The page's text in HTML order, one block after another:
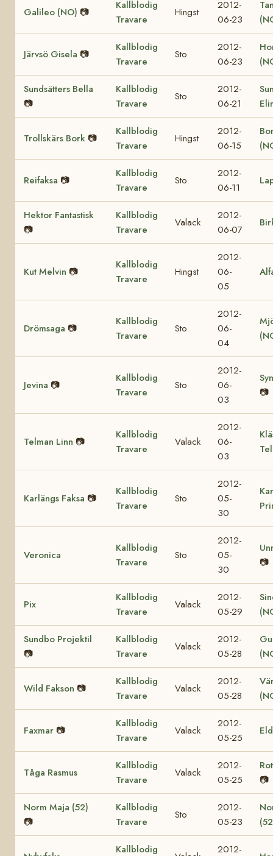
Galileo (NO) 📷
Kallblodig
Travare
Hingst
2012-
06-23
Järvsö Gisela 📷
Kallblodig
Travare
Sto
2012-
06-23
Sundsätters Bella
📷
Kallblodig
Travare
Sto
2012-
06-21
Trollskärs Bork 📷
Kallblodig
Travare
Hingst
2012-
06-15
Reifaksa 📷
Kallblodig
Travare
Sto
2012-
06-11
Hektor Fantastisk
📷
Kallblodig
Travare
Valack
2012-
06-07
Kut Melvin 📷
Kallblodig
Travare
Hingst
2012-
06-
05
Drömsaga 📷
Kallblodig
Travare
Sto
2012-
06-
04
Jevina 📷
Kallblodig
Travare
Sto
2012-
06-
03
📷
Telman Linn 📷
Kallblodig
Travare
Valack
2012-
06-
03
Karlängs Faksa 📷
Kallblodig
Travare
Sto
2012-
05-
30
Veronica
Kallblodig
Travare
Sto
2012-
05-
30
📷
Pix
Kallblodig
Travare
Valack
2012-
05-29
Sundbo Projektil
📷
Kallblodig
Travare
Valack
2012-
05-28
Wild Fakson 📷
Kallblodig
Travare
Valack
2012-
05-28
Faxmar 📷
Kallblodig
Travare
Valack
2012-
05-25
Tåga Rasmus
Kallblodig
Travare
Valack
2012-
05-25
📷
Norm Maja (52)
📷
Kallblodig
Travare
Sto
2012-
05-23
Kallblodig
2012-